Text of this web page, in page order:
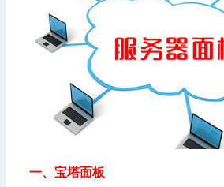
一、宝塔面板